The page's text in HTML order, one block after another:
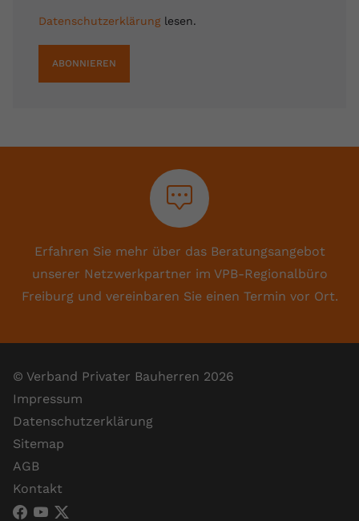
Datenschutzerklärunglesen.
ABONNIEREN
Erfahren Sie mehr über das Beratungsangebot
unserer Netzwerkpartner im VPB-Regionalbüro
Freiburg und vereinbaren Sie einen Termin vor Ort.
© Verband Privater Bauherren 2026
Impressum
Datenschutzerklärung
Sitemap
AGB
Kontakt